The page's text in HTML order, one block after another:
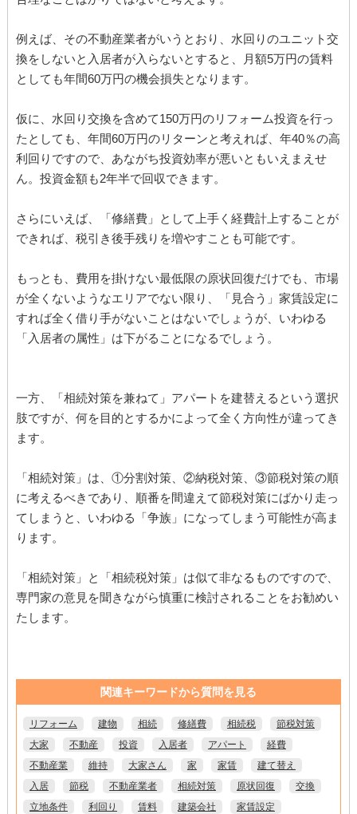
例えば、その不動産業者がいうとおり、水回りのユニット交
換をしないと入居者が入らないとすると、月額5万円の賃料
としても年間60万円の機会損失となります。
仮に、水回り交換を含めて150万円のリフォーム投資を行っ
たとしても、年間60万円のリターンと考えれば、年40％の高
利回りですので、あながち投資効率が悪いともいえまえせ
ん。投資金額も2年半で回収できます。
さらにいえば、「修繕費」として上手く経費計上することが
できれば、税引き後手残りを増やすことも可能です。
もっとも、費用を掛けない最低限の原状回復だけでも、市場
が全くないようなエリアでない限り、「見合う」家賃設定に
すれば全く借り手がないことはないでしょうが、いわゆる
「入居者の属性」は下がることになるでしょう。
一方、「相続対策を兼ねて」アパートを建替えるという選択
肢ですが、何を目的とするかによって全く方向性が違ってき
ます。
「相続対策」は、①分割対策、②納税対策、③節税対策の順
に考えるべきであり、順番を間違えて節税対策にばかり走っ
てしまうと、いわゆる「争族」になってしまう可能性が高ま
ります。
「相続対策」と「相続税対策」は似て非なるものですので、
専門家の意見を聞きながら慎重に検討されることをお勧めい
たします。
関連キーワードから質問を見る
リフォーム 建物 相続 修繕費 相続税
節税対策
大家
不動産 投資 入居者 アパート
経費
不動産業
維持 大家さん 家 家賃
建て替え
入居
節税 不動産業者 相続対策 原状回復
交換
立地条件
利回り 賃料 建築会社
家賃設定